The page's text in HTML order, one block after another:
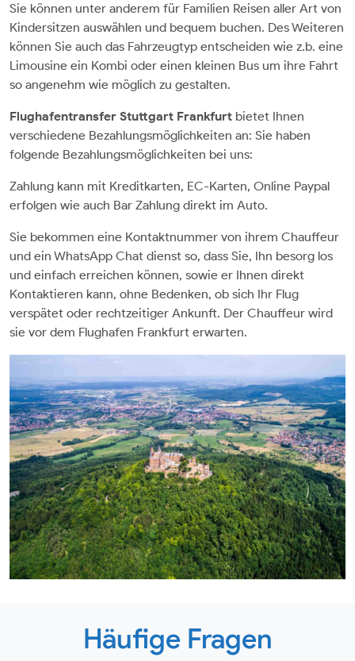
Sie können unter anderem für Familien Reisen aller Art von
Kindersitzen auswählen und bequem buchen. Des Weiteren
können Sie auch das Fahrzeugtyp entscheiden wie z.b. eine
Limousine ein Kombi oder einen kleinen Bus um ihre Fahrt
so angenehm wie möglich zu gestalten.
Flughafentransfer Stuttgart Frankfurt bietet Ihnen
verschiedene Bezahlungsmöglichkeiten an: Sie haben
folgende Bezahlungsmöglichkeiten bei uns:
Zahlung kann mit Kreditkarten, EC-Karten, Online Paypal
erfolgen wie auch Bar Zahlung direkt im Auto.
Sie bekommen eine Kontaktnummer von ihrem Chauffeur
und ein WhatsApp Chat dienst so, dass Sie, Ihn besorg los
und einfach erreichen können, sowie er Ihnen direkt
Kontaktieren kann, ohne Bedenken, ob sich Ihr Flug
verspätet oder rechtzeitiger Ankunft. Der Chauffeur wird
sie vor dem Flughafen Frankfurt erwarten.
Häufige Fragen